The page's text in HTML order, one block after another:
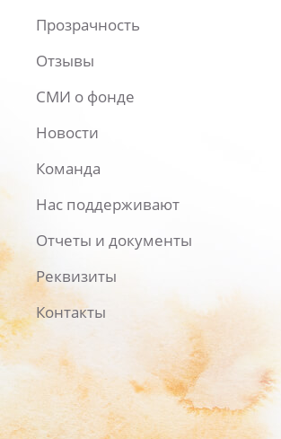
Прозрачность
Отзывы
СМИ о фонде
Новости
Команда
Нас поддерживают
Отчеты и документы
Реквизиты
Контакты